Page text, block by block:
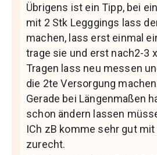
Übrigens ist ein Tipp, bei
mit 2 Stk Legggings lass
machen, lass erst einmal
trage sie und erst nach2-3
Tragen lass neu messen
die 2te Versorgung
Gerade bei Längenmaßen
schon ändern lassen
ICh zB komme sehr gut
zurecht.